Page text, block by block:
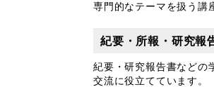
専門的なテーマを扱う講
紀要・所報・研究報
紀要・研究報告書などの
交流に役立てています。